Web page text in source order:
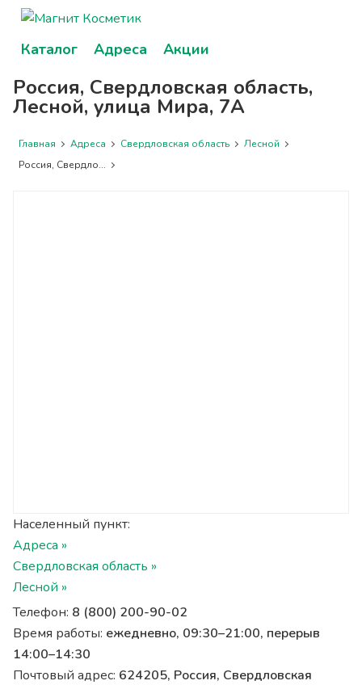
Каталог Адреса Акции
Россия, Свердловская область,
Лесной, улица Мира, 7А
Главная Адреса Свердловская область
Лесной
Россия, Свердло...
Населенный пункт:
Адреса »
Свердловская область »
Лесной »
Телефон: 8 (800) 200-90-02
Время работы: ежедневно, 09:30–21:00, перерыв
14:00–14:30
Почтовый адрес: 624205, Россия, Свердловская